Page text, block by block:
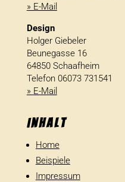
» E-Mail
Design
Holger Giebeler
Beunegasse 16
64850 Schaafheim
Telefon 06073 731541
» E-Mail
Inhalt
Home
Beispiele
Impressum